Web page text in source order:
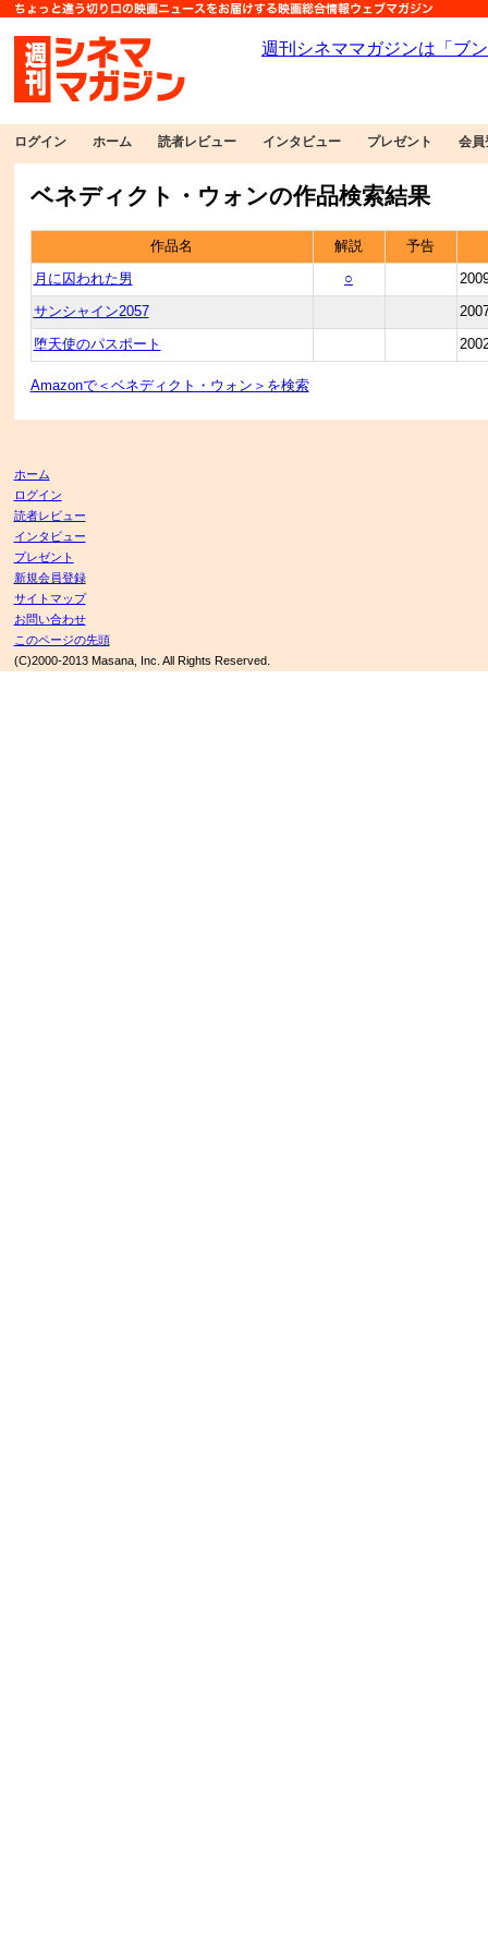
ログイン ホーム 読者レビュー インタビュー プレゼント 会員
ベネディクト・ウォンの作品検索結果
作品名 解説 予告
月に囚われた男 ○
サンシャイン2057
堕天使のパスポート
Amazonで＜ベネディクト・ウォン＞を検索
ホーム
ログイン
読者レビュー
インタビュー
プレゼント
新規会員登録
サイトマップ
お問い合わせ
このページの先頭
(C)2000-2013 Masana, Inc. All Rights Reserved.